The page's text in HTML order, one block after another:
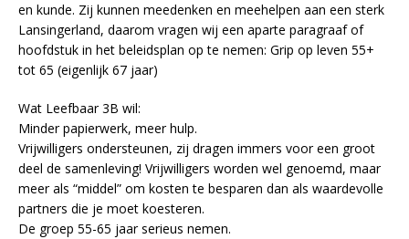
en kunde. Zij kunnen meedenken en meehelpen aan een sterk
Lansingerland, daarom vragen wij een aparte paragraaf of
hoofdstuk in het beleidsplan op te nemen: Grip op leven 55+
tot 65 (eigenlijk 67 jaar)
Wat Leefbaar 3B wil:
Minder papierwerk, meer hulp.
Vrijwilligers ondersteunen, zij dragen immers voor een groot
deel de samenleving! Vrijwilligers worden wel genoemd, maar
meer als “middel” om kosten te besparen dan als waardevolle
partners die je moet koesteren.
De groep 55-65 jaar serieus nemen.